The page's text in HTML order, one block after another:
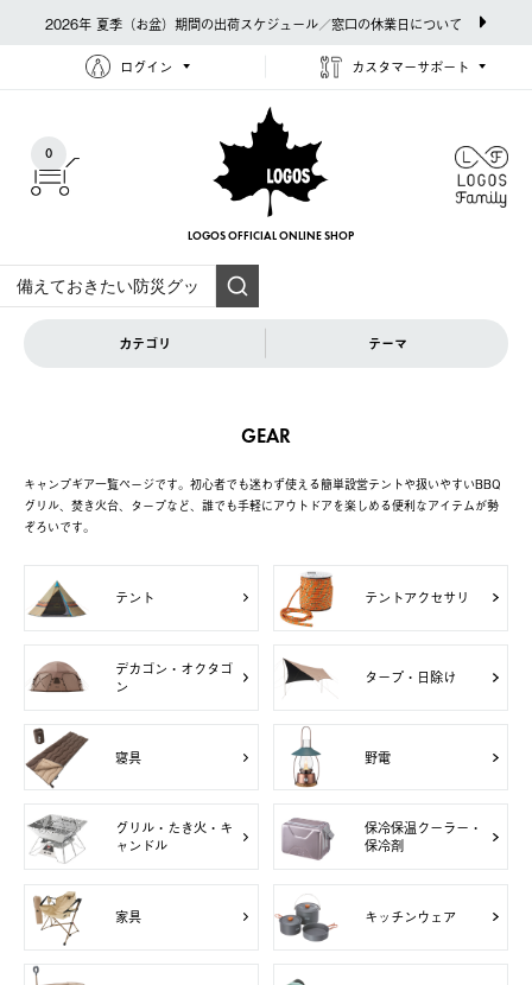
2026年 夏季（お盆）期間の出荷スケジュール／窓口の休業日について
ログイン カスタマーサポート
0
LOGOS OFFICIAL ONLINE SHOP
カテゴリ テーマ
GEAR
キャンプギア一覧ページです。初心者でも迷わず使える簡単設営テントや扱いやすいBBQ
グリル、焚き火台、タープなど、誰でも手軽にアウトドアを楽しめる便利なアイテムが勢
ぞろいです。
テント テントアクセサリ
デカゴン・オクタゴ
ン
タープ・日除け
寝具 野電
グリル・たき火・キ
ャンドル
保冷保温クーラー・
保冷剤
家具 キッチンウェア